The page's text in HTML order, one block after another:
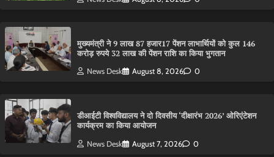
मुख्यमंत्री ने 9 लाख 87 हजार17 पेंशन लाभार्थियों को कुल 146
करोड़ रुपये 32 लाख की पेंशन राशि का किया भुगतान
News Desk August 8, 2026 0
डीआईटी विश्वविद्यालय ने दो दिवसीय ‘दीक्षारंभ 2026’ ओरिएंटेशन
कार्यक्रम का किया आयोजन
News Desk August 7, 2026 0